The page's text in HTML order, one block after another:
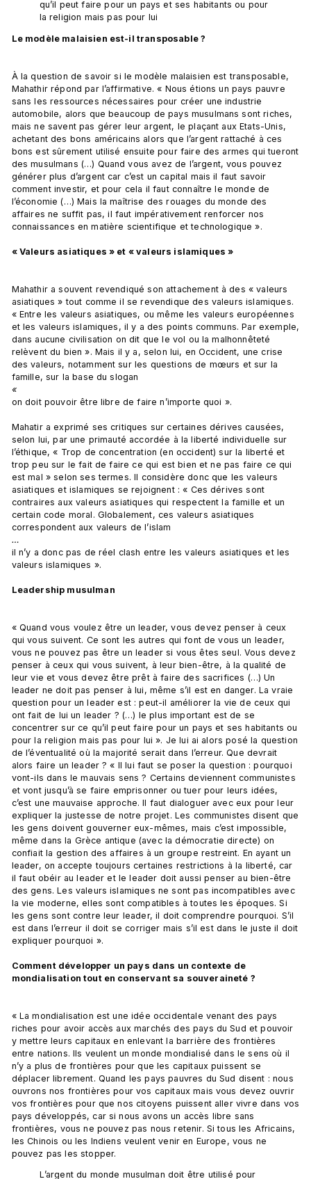
qu’il peut faire pour un pays et ses habitants ou pour
la religion mais pas pour lui
Le modèle malaisien est-il transposable ?
À la question de savoir si le modèle malaisien est transposable,
Mahathir répond par l’affirmative. « Nous étions un pays pauvre
sans les ressources nécessaires pour créer une industrie
automobile, alors que beaucoup de pays musulmans sont riches,
mais ne savent pas gérer leur argent, le plaçant aux Etats-Unis,
achetant des bons américains alors que l’argent rattaché à ces
bons est sûrement utilisé ensuite pour faire des armes qui tueront
des musulmans (…) Quand vous avez de l’argent, vous pouvez
générer plus d’argent car c’est un capital mais il faut savoir
comment investir, et pour cela il faut connaître le monde de
l’économie (…) Mais la maîtrise des rouages du monde des
affaires ne suffit pas, il faut impérativement renforcer nos
connaissances en matière scientifique et technologique ».
« Valeurs asiatiques » et « valeurs islamiques »
Mahathir a souvent revendiqué son attachement à des « valeurs
asiatiques » tout comme il se revendique des valeurs islamiques.
« Entre les valeurs asiatiques, ou même les valeurs européennes
et les valeurs islamiques, il y a des points communs. Par exemple,
dans aucune civilisation on dit que le vol ou la malhonnêteté
relèvent du bien ». Mais il y a, selon lui, en Occident, une crise
des valeurs, notamment sur les questions de mœurs et sur la
famille, sur la base du slogan
«
on doit pouvoir être libre de faire n’importe quoi ».
Mahatir a exprimé ses critiques sur certaines dérives causées,
selon lui, par une primauté accordée à la liberté individuelle sur
l’éthique, « Trop de concentration (en occident) sur la liberté et
trop peu sur le fait de faire ce qui est bien et ne pas faire ce qui
est mal » selon ses termes. Il considère donc que les valeurs
asiatiques et islamiques se rejoignent : « Ces dérives sont
contraires aux valeurs asiatiques qui respectent la famille et un
certain code moral. Globalement, ces valeurs asiatiques
correspondent aux valeurs de l’islam
…
il n’y a donc pas de réel clash entre les valeurs asiatiques et les
valeurs islamiques ».
Leadership musulman
« Quand vous voulez être un leader, vous devez penser à ceux
qui vous suivent. Ce sont les autres qui font de vous un leader,
vous ne pouvez pas être un leader si vous êtes seul. Vous devez
penser à ceux qui vous suivent, à leur bien-être, à la qualité de
leur vie et vous devez être prêt à faire des sacrifices (…) Un
leader ne doit pas penser à lui, même s’il est en danger. La vraie
question pour un leader est : peut-il améliorer la vie de ceux qui
ont fait de lui un leader ? (…) le plus important est de se
concentrer sur ce qu’il peut faire pour un pays et ses habitants ou
pour la religion mais pas pour lui ». Je lui ai alors posé la question
de l’éventualité où la majorité serait dans l’erreur. Que devrait
alors faire un leader ? « Il lui faut se poser la question : pourquoi
vont-ils dans le mauvais sens ? Certains deviennent communistes
et vont jusqu’à se faire emprisonner ou tuer pour leurs idées,
c’est une mauvaise approche. Il faut dialoguer avec eux pour leur
expliquer la justesse de notre projet. Les communistes disent que
les gens doivent gouverner eux-mêmes, mais c’est impossible,
même dans la Grèce antique (avec la démocratie directe) on
confiait la gestion des affaires à un groupe restreint. En ayant un
leader, on accepte toujours certaines restrictions à la liberté, car
il faut obéir au leader et le leader doit aussi penser au bien-être
des gens. Les valeurs islamiques ne sont pas incompatibles avec
la vie moderne, elles sont compatibles à toutes les époques. Si
les gens sont contre leur leader, il doit comprendre pourquoi. S’il
est dans l’erreur il doit se corriger mais s’il est dans le juste il doit
expliquer pourquoi ».
Comment développer un pays dans un contexte de
mondialisation tout en conservant sa souveraineté ?
« La mondialisation est une idée occidentale venant des pays
riches pour avoir accès aux marchés des pays du Sud et pouvoir
y mettre leurs capitaux en enlevant la barrière des frontières
entre nations. Ils veulent un monde mondialisé dans le sens où il
n’y a plus de frontières pour que les capitaux puissent se
déplacer librement. Quand les pays pauvres du Sud disent : nous
ouvrons nos frontières pour vos capitaux mais vous devez ouvrir
vos frontières pour que nos citoyens puissent aller vivre dans vos
pays développés, car si nous avons un accès libre sans
frontières, vous ne pouvez pas nous retenir. Si tous les Africains,
les Chinois ou les Indiens veulent venir en Europe, vous ne
L’argent du monde musulman doit être utilisé pour